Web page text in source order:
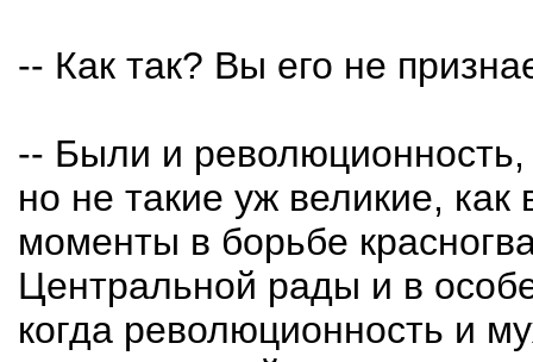
-- Как так? Вы его не
-- Были и революционность,
но не такие уж великие,
моменты в борьбе
Центральной рады и в
когда революционность и